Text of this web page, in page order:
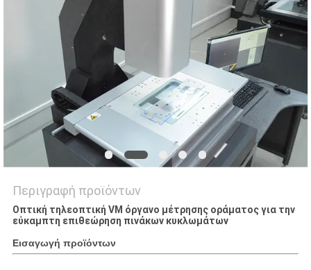
Περιγραφή προϊόντων
Οπτική τηλεοπτική VM όργανο μέτρησης οράματος για την
εύκαμπτη επιθεώρηση πινάκων κυκλωμάτων
Εισαγωγή προϊόντων